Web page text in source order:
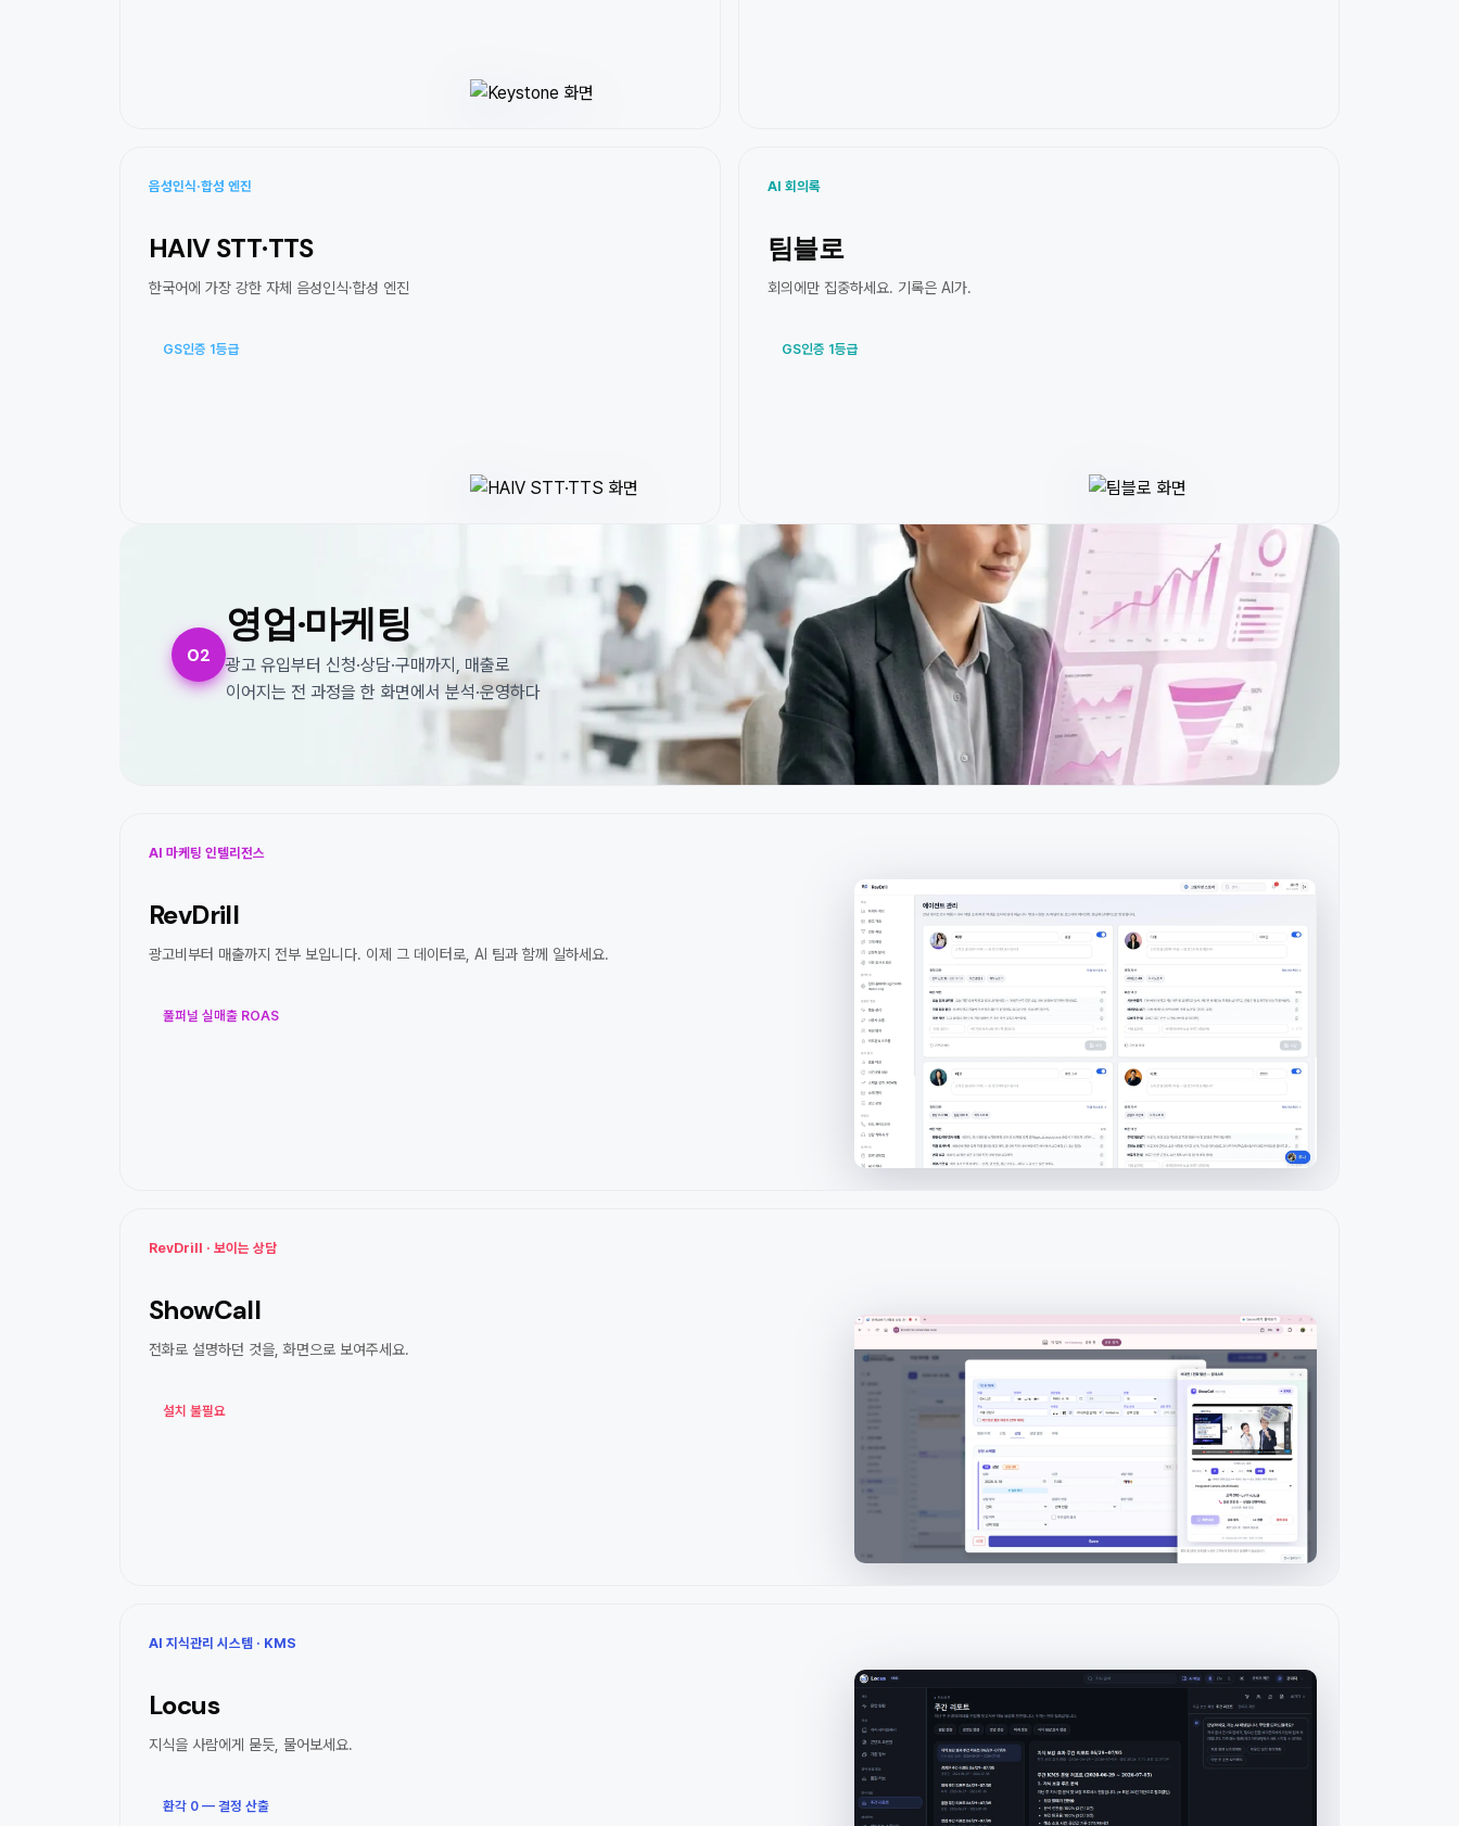
음성인식·합성 엔진
HAIV STT·TTS
한국어에 가장 강한 자체 음성인식·합성 엔진
GS인증 1등급
AI 회의록
팀블로
회의에만 집중하세요. 기록은 AI가.
GS인증 1등급
02
영업·마케팅
광고 유입부터 신청·상담·구매까지, 매출로
이어지는 전 과정을 한 화면에서 분석·운영하다
AI 마케팅 인텔리전스
RevDrill
광고비부터 매출까지 전부 보입니다. 이제 그 데이터로, AI 팀과 함께 일하세요.
풀퍼널 실매출 ROAS
RevDrill · 보이는 상담
ShowCall
전화로 설명하던 것을, 화면으로 보여주세요.
설치 불필요
AI 지식관리 시스템 · KMS
Locus
지식을 사람에게 묻듯, 물어보세요.
환각 0 — 결정 산출